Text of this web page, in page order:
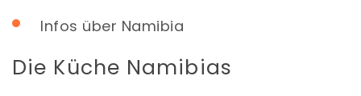
Infos über Namibia
Die Küche Namibias